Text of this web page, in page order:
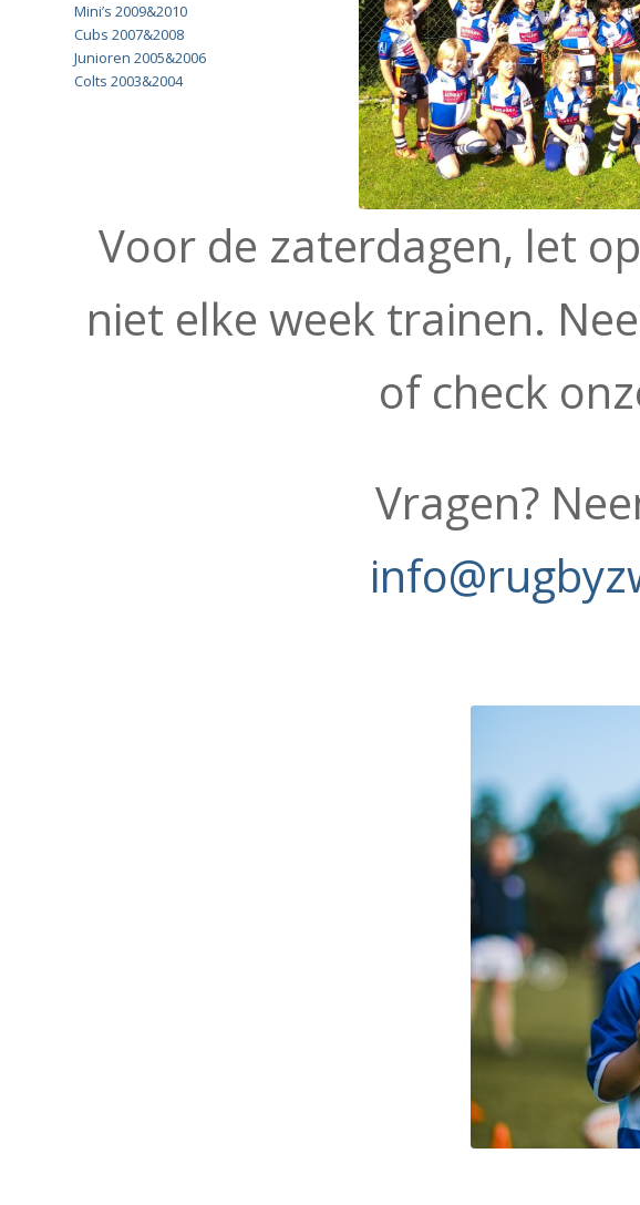
Mini’s 2009&2010
Cubs 2007&2008
Junioren 2005&2006
Colts 2003&2004
Voor de zaterdagen, let
niet elke week trainen.
of check
Vragen?